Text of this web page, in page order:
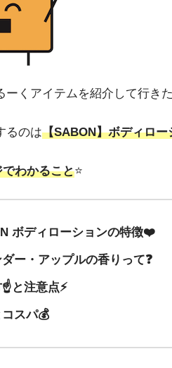
ーくアイテムを紹介して行き
るのは【SABON】ボディロ
わかること⭐️
ボディローションの特徴❤️
ー・アップルの香りって❓
☝と注意点⚡️
スパ💰